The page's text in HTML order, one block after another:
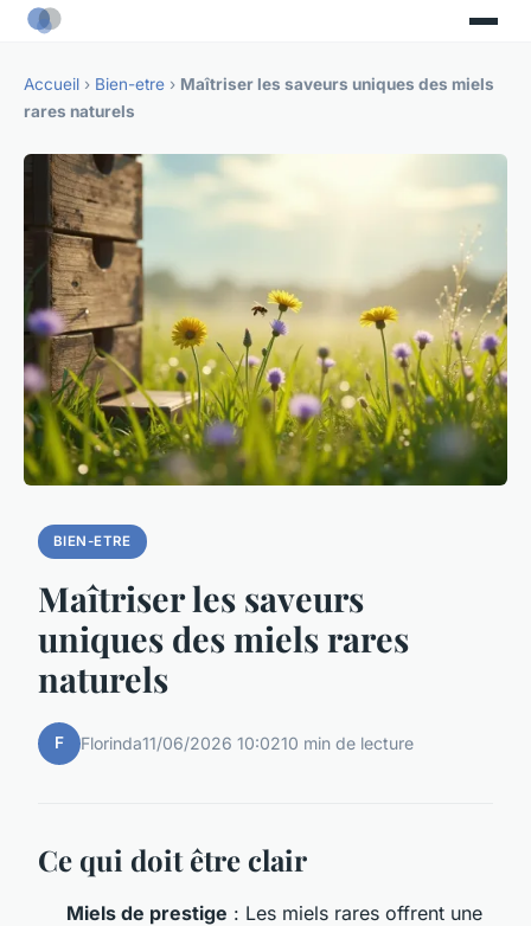
Accueil › Bien-etre › Maîtriser les saveurs uniques des miels
rares naturels
BIEN-ETRE
Maîtriser les saveurs
uniques des miels rares
naturels
F Florinda11/06/2026 10:0210 min de lecture
Ce qui doit être clair
Miels de prestige : Les miels rares offrent une